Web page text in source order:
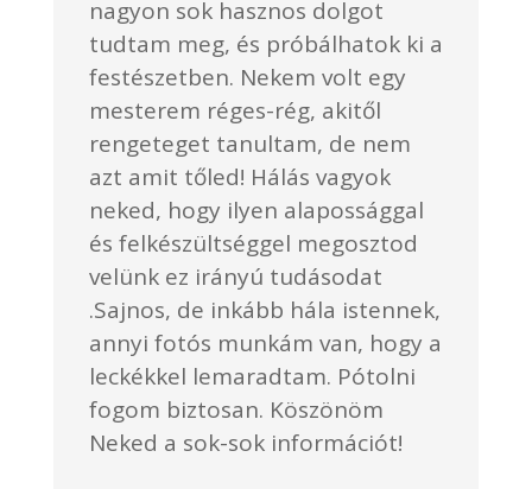
nagyon sok hasznos dolgot
tudtam meg, és próbálhatok ki a
festészetben. Nekem volt egy
mesterem réges-rég, akitől
rengeteget tanultam, de nem
azt amit tőled! Hálás vagyok
neked, hogy ilyen alapossággal
és felkészültséggel megosztod
velünk ez irányú tudásodat
.Sajnos, de inkább hála istennek,
annyi fotós munkám van, hogy a
leckékkel lemaradtam. Pótolni
fogom biztosan. Köszönöm
Neked a sok-sok információt!